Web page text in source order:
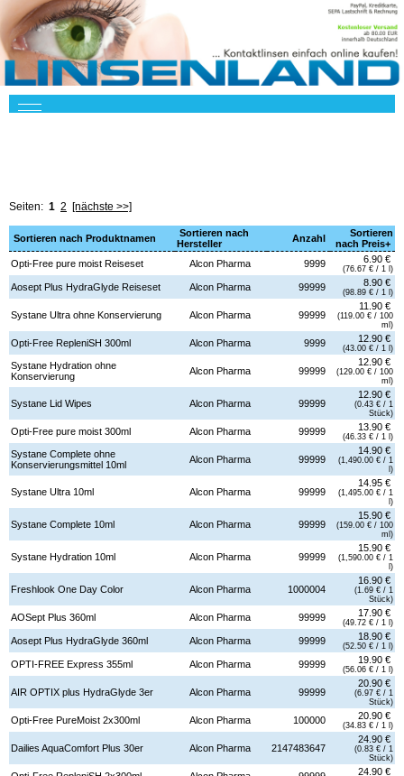
Seiten: 1 2 [nächste >>]
Sortieren nach Produktnamen
Sortieren nach
Hersteller
Anzahl
Sortieren
nach Preis+
Opti-Free pure moist Reiseset
Alcon Pharma 9999 6.90 €
(76.67 € / 1 l)
Aosept Plus HydraGlyde Reiseset Alcon Pharma 99999 8.90 €
(98.89 € / 1 l)
Systane Ultra ohne Konservierung Alcon Pharma 99999
11.90 €
(119.00 € / 100
ml)
Opti-Free RepleniSH 300ml Alcon Pharma 9999 12.90 €
(43.00 € / 1 l)
Systane Hydration ohne
Konservierung
Alcon Pharma 99999
12.90 €
(129.00 € / 100
ml)
Systane Lid Wipes Alcon Pharma 99999
12.90 €
(0.43 € / 1
Stück)
Opti-Free pure moist 300ml Alcon Pharma 99999 13.90 €
(46.33 € / 1 l)
Systane Complete ohne
Konservierungsmittel 10ml
Alcon Pharma 99999
14.90 €
(1,490.00 € / 1
l)
Systane Ultra 10ml Alcon Pharma 99999
14.95 €
(1,495.00 € / 1
l)
Systane Complete 10ml Alcon Pharma 99999
15.90 €
(159.00 € / 100
ml)
Systane Hydration 10ml Alcon Pharma 99999
15.90 €
(1,590.00 € / 1
l)
Freshlook One Day Color Alcon Pharma 1000004
16.90 €
(1.69 € / 1
Stück)
AOSept Plus 360ml Alcon Pharma 99999 17.90 €
(49.72 € / 1 l)
Aosept Plus HydraGlyde 360ml Alcon Pharma 99999 18.90 €
(52.50 € / 1 l)
OPTI-FREE Express 355ml Alcon Pharma 99999 19.90 €
(56.06 € / 1 l)
AIR OPTIX plus HydraGlyde 3er Alcon Pharma 99999
20.90 €
(6.97 € / 1
Stück)
Opti-Free PureMoist 2x300ml Alcon Pharma 100000 20.90 €
(34.83 € / 1 l)
Dailies AquaComfort Plus 30er Alcon Pharma 2147483647
24.90 €
(0.83 € / 1
Stück)
24.90 €